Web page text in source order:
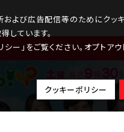
および広告配信等のためにクッ
しています。
シー」をご覧ください。オプトア
クッキーポリシー